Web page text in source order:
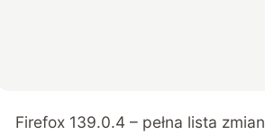
Firefox 139.0.4 – pełna lista zmian